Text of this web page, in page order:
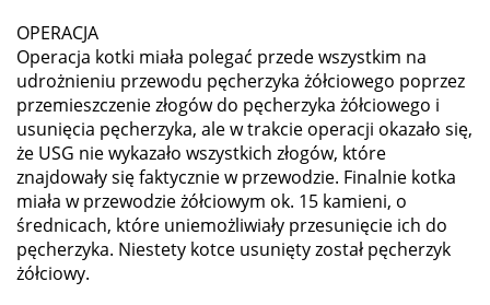
OPERACJA
Operacja kotki miała polegać przede wszystkim na
udrożnieniu przewodu pęcherzyka żółciowego poprzez
przemieszczenie złogów do pęcherzyka żółciowego i
usunięcia pęcherzyka, ale w trakcie operacji okazało się,
że USG nie wykazało wszystkich złogów, które
znajdowały się faktycznie w przewodzie. Finalnie kotka
miała w przewodzie żółciowym ok. 15 kamieni, o
średnicach, które uniemożliwiały przesunięcie ich do
pęcherzyka. Niestety kotce usunięty został pęcherzyk
żółciowy.